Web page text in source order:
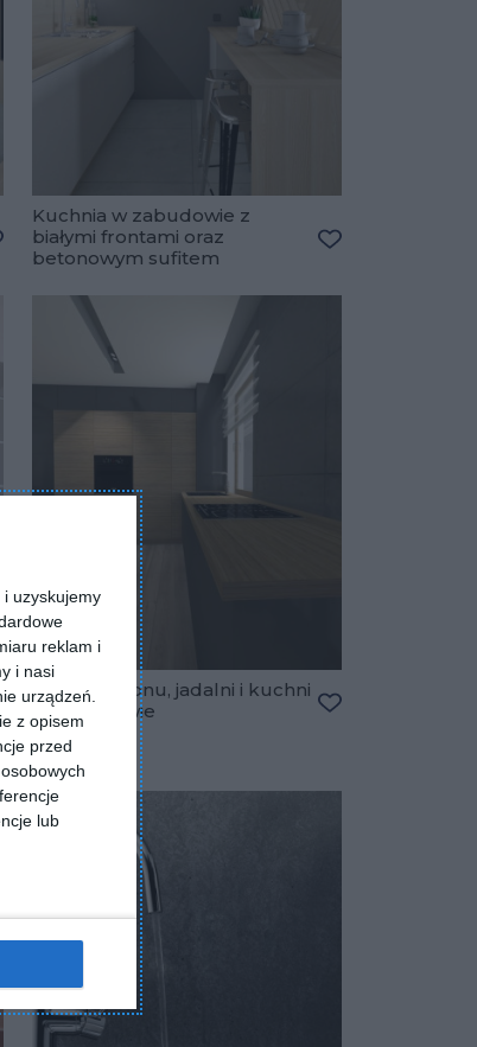
uzyskujemy
reklam i
i nasi
urządzeń.
z opisem
przed
lub
Dodaj do ulubionych
Kuchnia w zabudowie z
białymi frontami oraz
betonowym sufitem
do ulubionych
Projekt salonu, jadalni i kuchni
w zabudowie